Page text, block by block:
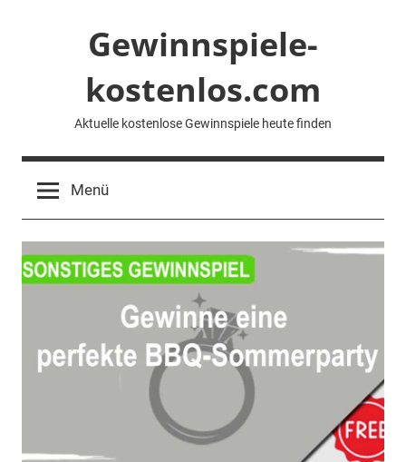
Gewinnspiele-
kostenlos.com
Aktuelle kostenlose Gewinnspiele heute finden
Menü